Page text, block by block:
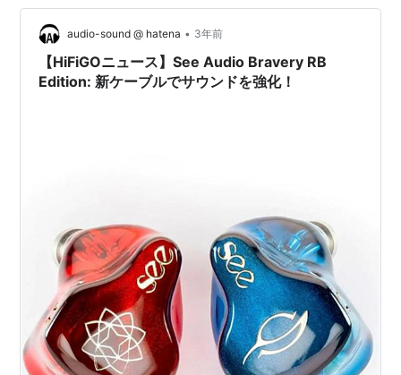
audio-sound @ hatena • 3年前
【HiFiGOニュース】See Audio Bravery RB
Edition: 新ケーブルでサウンドを強化！